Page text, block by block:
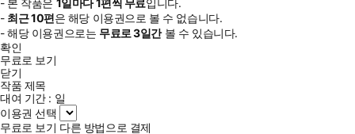
- 최근10편은 해당 이용권으로 볼 수 없습니다.
- 해당 이용권으로는 무료로3일간볼 수 있습니다.
확인
무료로 보기
닫기
작품 제목
대여 기간 : 일
이용권 선택
무료로 보기 다른 방법으로 결제